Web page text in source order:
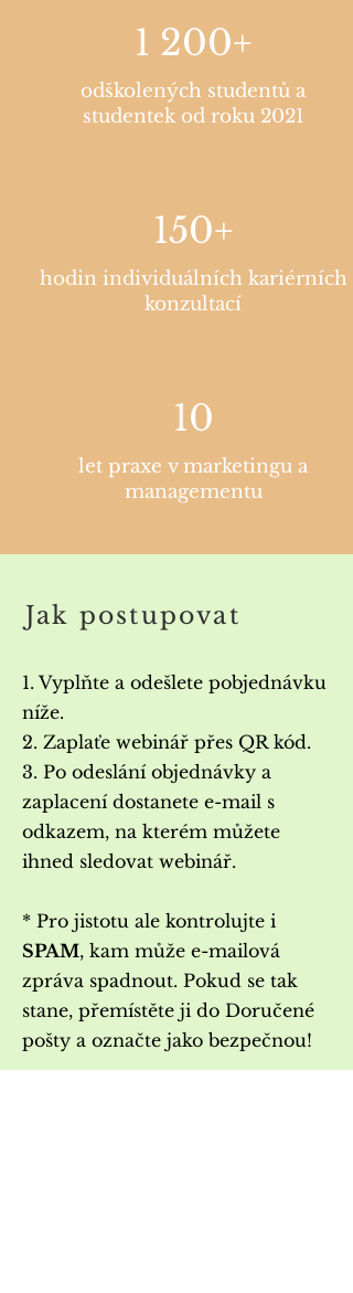
1 200+
odškolených studentů a
studentek od roku 2021
150+
hodin individuálních kariérních
konzultací
10
let praxe v marketingu a
managementu
Jak postupovat
1. Vyplňte a odešlete pobjednávku
níže.
2. Zaplaťe webinář přes QR kód.
3. Po odeslání objednávky a
zaplacení dostanete e-mail s
odkazem, na kterém můžete
ihned sledovat webinář.
* Pro jistotu ale kontrolujte i
SPAM, kam může e-mailová
zpráva spadnout. Pokud se tak
stane, přemístěte ji do Doručené
pošty a označte jako bezpečnou!